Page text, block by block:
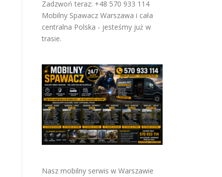
Zadzwoń teraz: +48 570 933 114
Mobilny Spawacz Warszawa i cała
centralna Polska - jesteśmy już w
trasie.
Nasz mobilny serwis w Warszawie